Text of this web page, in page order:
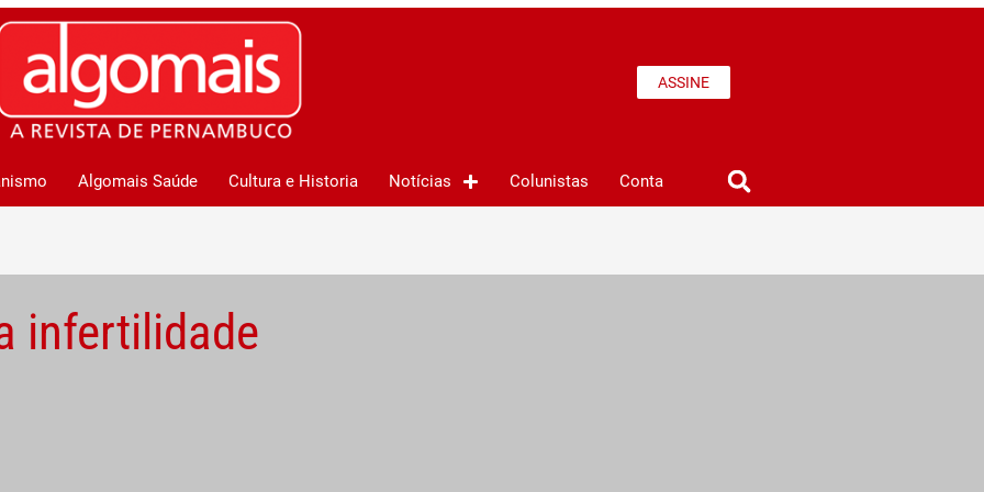
ASSINE
Algomais Saúde Cultura e Historia Notícias Colunistas Conta
infertilidade